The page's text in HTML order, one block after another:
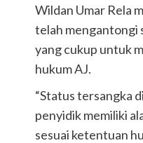
Wildan Umar Rela
telah mengantongi
yang cukup untuk
hukum AJ.
“Status tersangka
penyidik memiliki
sesuai ketentuan